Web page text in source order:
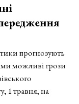
прогнозують
можливі грози
1 травня, на